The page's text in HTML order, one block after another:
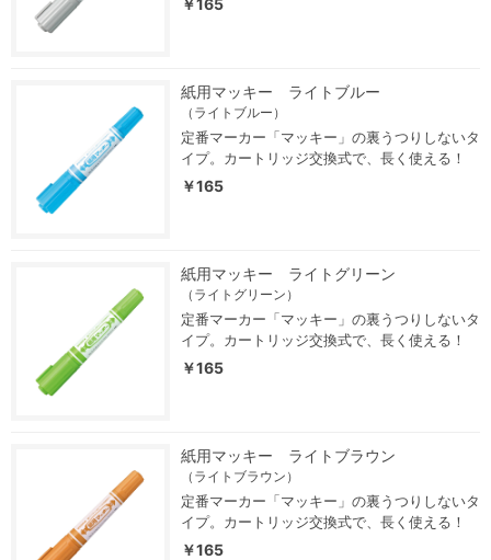
￥165
紙用マッキー ライトブルー
（ライトブルー）
定番マーカー「マッキー」の裏うつりしないタ
イプ。カートリッジ交換式で、長く使える！
￥165
紙用マッキー ライトグリーン
（ライトグリーン）
定番マーカー「マッキー」の裏うつりしないタ
イプ。カートリッジ交換式で、長く使える！
￥165
紙用マッキー ライトブラウン
（ライトブラウン）
定番マーカー「マッキー」の裏うつりしないタ
イプ。カートリッジ交換式で、長く使える！
￥165